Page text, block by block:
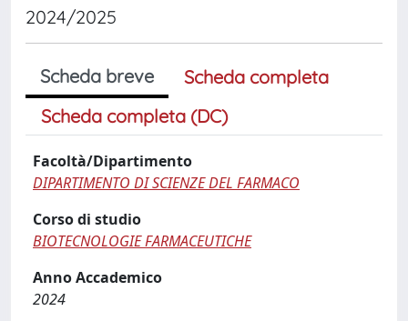
2024/2025
Scheda breve
Scheda completa
Scheda completa (DC)
Facoltà/Dipartimento
DIPARTIMENTO DI SCIENZE DEL FARMACO
Corso di studio
BIOTECNOLOGIE FARMACEUTICHE
Anno Accademico
2024